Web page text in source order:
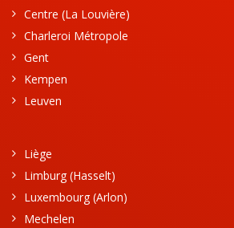
Centre (La Louvière)
Charleroi Métropole
Gent
Kempen
Leuven
Liège
Limburg (Hasselt)
Luxembourg (Arlon)
Mechelen